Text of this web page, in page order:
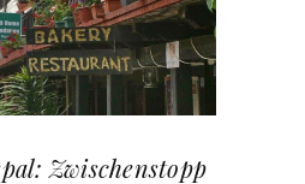
Zwischenstopp